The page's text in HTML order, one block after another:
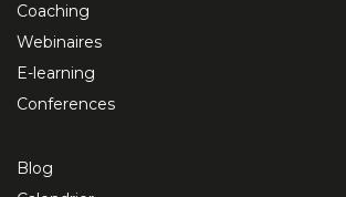
Coaching
Webinaires
E-learning
Conferences
Blog